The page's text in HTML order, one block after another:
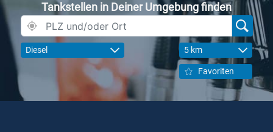
Tankstellen in Deiner Umgebung finden
Diesel 5 km
Favoriten